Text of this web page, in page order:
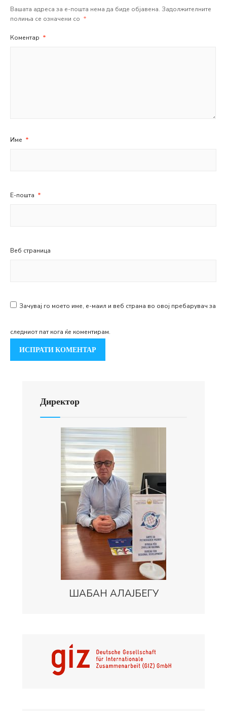
Вашата адреса за е-пошта нема да биде објавена. Задолжителните
полиња се означени со *
Коментар *
Име *
Е-пошта *
Веб страница
Зачувај го моето име, е-маил и веб страна во овој пребарувач за
следниот пат кога ќе коментирам.
Директор
ШАБАН АЛАЈБЕГУ